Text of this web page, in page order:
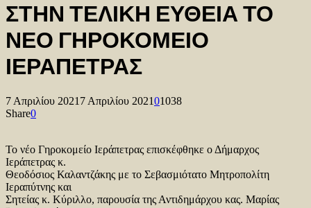
ΣΤΗΝ ΤΕΛΙΚΗ ΕΥΘΕΙΑ ΤΟ
ΝΕΟ ΓΗΡΟΚΟΜΕΙΟ
ΙΕΡΑΠΕΤΡΑΣ
7 Απριλίου 2021 7 Απριλίου 202101038
Share0
Το νέο Γηροκομείο Ιεράπετρας επισκέφθηκε ο Δήμαρχος
Ιεράπετρας κ.
Θεοδόσιος Καλαντζάκης με το Σεβασμιότατο Μητροπολίτη
Ιεραπύτνης και
Σητείας κ. Κύριλλο, παρουσία της Αντιδημάρχου κας. Μαρίας